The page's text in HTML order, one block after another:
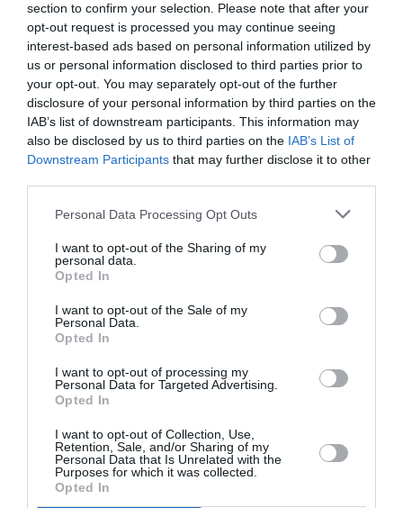
section to confirm your selection. Please note that after your
opt-out request is processed you may continue seeing
interest-based ads based on personal information utilized by
us or personal information disclosed to third parties prior to
your opt-out. You may separately opt-out of the further
disclosure of your personal information by third parties on the
IAB’s list of downstream participants. This information may
also be disclosed by us to third parties on the IAB’s List of
Downstream Participants that may further disclose it to other
Personal Data Processing Opt Outs
I want to opt-out of the Sharing of my
personal data.
Opted In
I want to opt-out of the Sale of my
Personal Data.
Opted In
I want to opt-out of processing my
Personal Data for Targeted Advertising.
Opted In
I want to opt-out of Collection, Use,
Retention, Sale, and/or Sharing of my
Personal Data that Is Unrelated with the
Purposes for which it was collected.
Opted In
LUNDI 23 FEVRIER 2015!
http://www.astroo.com/horoscope.php
HOROSCOPE DU JOUR: Dimanche 22
février 2015 – Prévisions astrales pour
tous les signes du zodiaque!